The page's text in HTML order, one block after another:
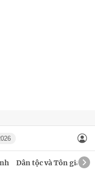
Dân tộc và Tôn giáo